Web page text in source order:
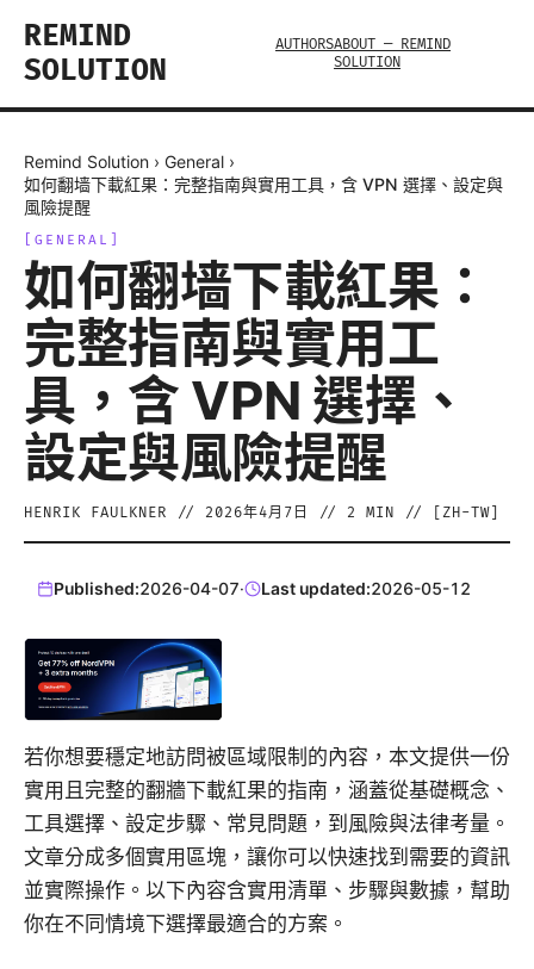
REMIND
SOLUTION
AUTHORSABOUT — REMIND
SOLUTION
Remind Solution › General ›
如何翻墙下載紅果：完整指南與實用工具，含 VPN 選擇、設定與
風險提醒
GENERAL
如何翻墙下載紅果：
完整指南與實用工
具，含 VPN 選擇、
設定與風險提醒
HENRIK FAULKNER // 2026年4月7日 // 2 MIN // [ ZH-TW
Published:2026-04-07· Last updated:2026-05-12
若你想要穩定地訪問被區域限制的內容，本文提供一份
實用且完整的翻牆下載紅果的指南，涵蓋從基礎概念、
工具選擇、設定步驟、常見問題，到風險與法律考量。
文章分成多個實用區塊，讓你可以快速找到需要的資訊
並實際操作。以下內容含實用清單、步驟與數據，幫助
你在不同情境下選擇最適合的方案。